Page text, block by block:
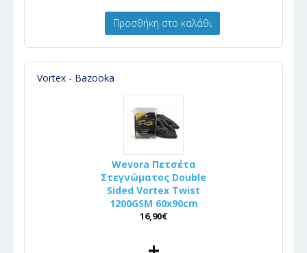
Προσθήκη στο καλάθι
Vortex - Bazooka
Wevora Πετσέτα
Στεγνώματος Double
Sided Vortex Twist
1200GSM 60x90cm
16,90€